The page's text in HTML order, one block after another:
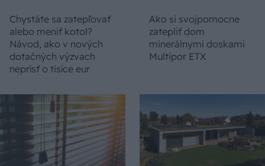
Chystáte sa zatepľovať
alebo meniť kotol?
Návod, ako v nových
dotačných výzvach
neprísť o tisíce eur
Ako si svojpomocne
zatepliť dom
minerálnymi doskami
Multipor ETX